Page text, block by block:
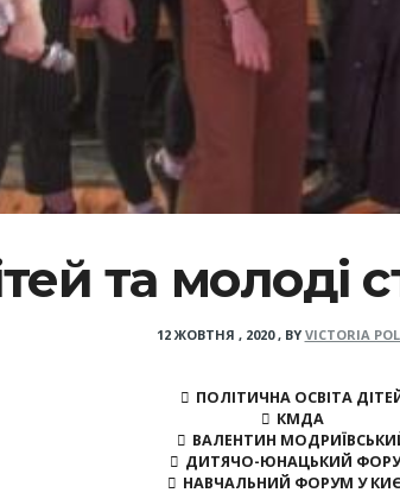
та молоді
12 ЖОВТНЯ , 2020, BY VICTORIA
ПОЛІТИЧНА ОСВІТА
КМДА
ВАЛЕНТИН
ДИТЯЧО-ЮНАЦЬКИЙ
НАВЧАЛЬНИЙ ФОРУМ У